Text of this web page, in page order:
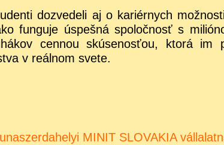
dozvedeli aj o kariérnych
funguje úspešná spoločnosť s
cennou skúsenosťou, ktorá im
v reálnom svete.
MINIT SLOVAKIA